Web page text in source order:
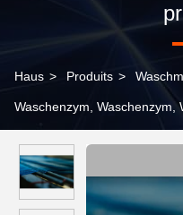
Haus > Produits >
Waschenzym, Waschenzym,